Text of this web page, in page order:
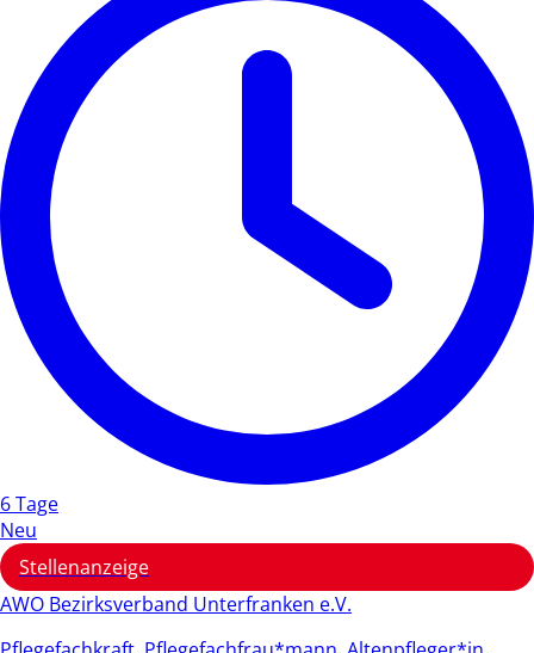
6 Tage
Neu
Stellenanzeige
AWO Bezirksverband Unterfranken e.V.